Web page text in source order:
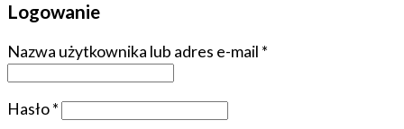
Logowanie
Nazwa użytkownika lub adres e-mail *
Hasło*